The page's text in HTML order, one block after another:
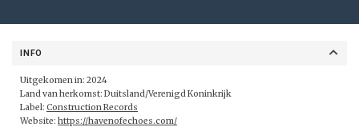
INFO
Uitgekomen in: 2024
Land van herkomst: Duitsland/Verenigd Koninkrijk
Label: Construction Records
Website: https://havenofechoes.com/